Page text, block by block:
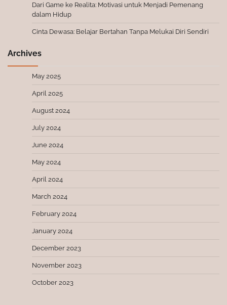
Dari Game ke Realita: Motivasi untuk Menjadi Pemenang
dalam Hidup
Cinta Dewasa: Belajar Bertahan Tanpa Melukai Diri Sendiri
Archives
May 2025
April 2025
August 2024
July 2024
June 2024
May 2024
April 2024
March 2024
February 2024
January 2024
December 2023
November 2023
October 2023